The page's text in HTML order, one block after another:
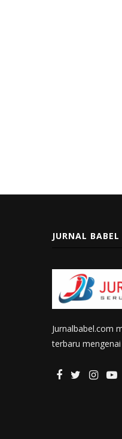
JURNAL BABEL
Jurnalbabel.com
terbaru